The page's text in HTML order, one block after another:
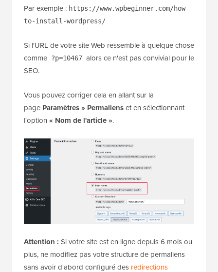
Par exemple : https://www.wpbeginner.com/how-
to-install-wordpress/
Si l'URL de votre site Web ressemble à quelque chose
comme ?p=10467 alors ce n'est pas convivial pour le
SEO.
Vous pouvez corriger cela en allant sur la
page Paramètres » Permalienset en sélectionnant
l'option « Nom de l'article ».
Attention : Si votre site est en ligne depuis 6 mois ou
plus, ne modifiez pas votre structure de permaliens
sans avoir d'abord configuré des redirections